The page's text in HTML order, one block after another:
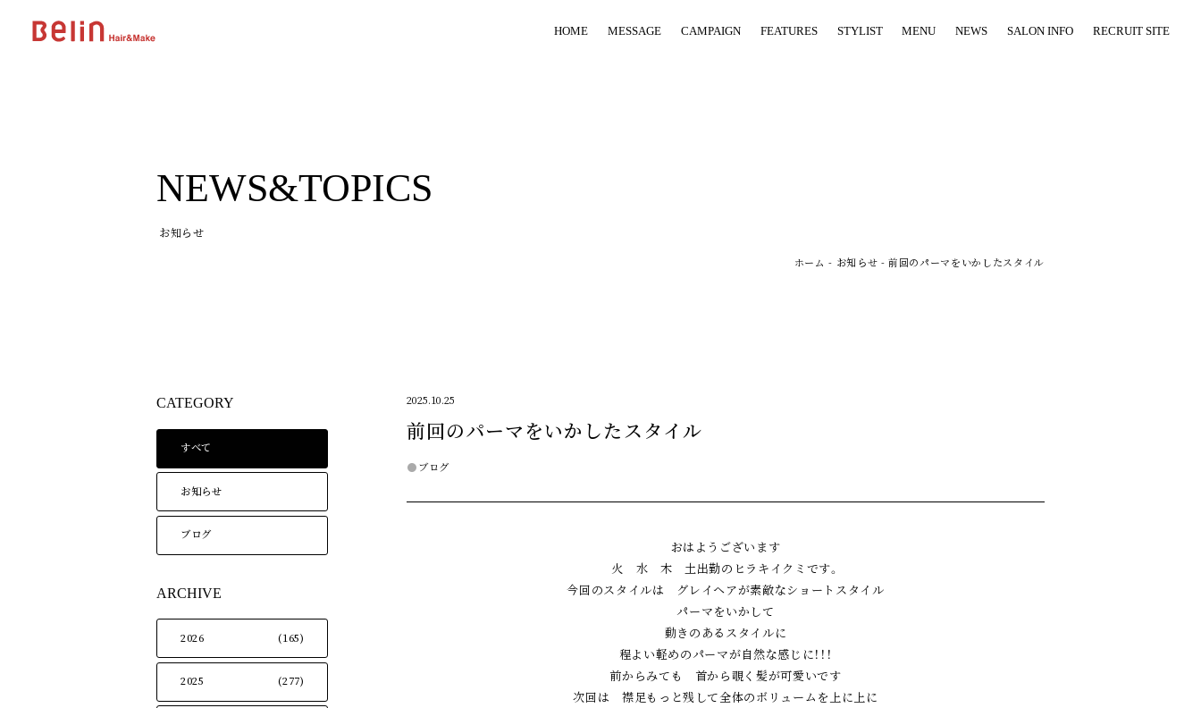
HOME MESSAGE CAMPAIGN FEATURES STYLIST MENU NEWS SALON INFO RECRUIT SITE
NEWS&TOPICS
お知らせ
ホーム - お知らせ -前回のパーマをいかしたスタイル
CATEGORY
すべて
お知らせ
ブログ
ARCHIVE
2026 (165)
2025 (277)
2025.10.25
前回のパーマをいかしたスタイル
ブログ
おはようございます
火 水 木 土出勤のヒラキイクミです。
今回のスタイルは グレイヘアが素敵なショートスタイル
パーマをいかして
動きのあるスタイルに
程よい軽めのパーマが自然な感じに！！！
前からみても 首から覗く髪が可愛いです
次回は 襟足もっと残して全体のボリュームを上に上に